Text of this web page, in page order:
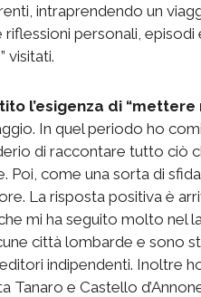
intraprendendo un
personali,
visitati.
l’esigenza di “mettere
In quel periodo ho
di raccontare tutto ciò
Poi, come una sorta di
La risposta positiva è
mi ha seguito molto nel
città lombarde e sono
indipendenti. Inoltre
e Castello